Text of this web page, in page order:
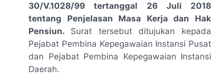
30/V.1028/99 tertanggal 26 Juli 2018
tentang Penjelasan Masa Kerja dan Hak
Pensiun. Surat tersebut ditujukan kepada
Pejabat Pembina Kepegawaian Instansi Pusat
dan Pejabat Pembina Kepegawaian Instansi
Daerah.